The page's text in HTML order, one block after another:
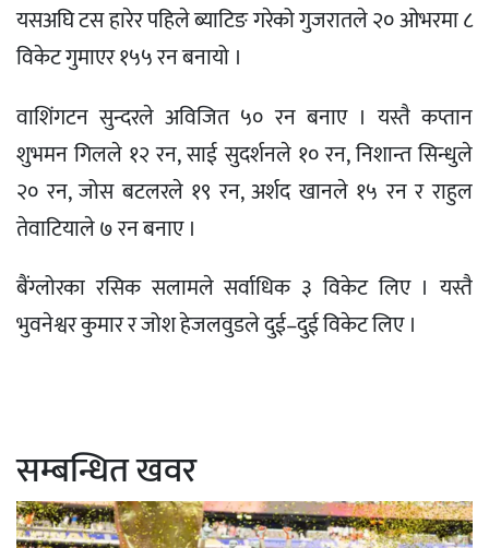
यसअघि टस हारेर पहिले ब्याटिङ गरेको गुजरातले २० ओभरमा ८
विकेट गुमाएर १५५ रन बनायो ।
वाशिंगटन सुन्दरले अविजित ५० रन बनाए । यस्तै कप्तान
शुभमन गिलले १२ रन, साई सुदर्शनले १० रन, निशान्त सिन्धुले
२० रन, जोस बटलरले १९ रन, अर्शद खानले १५ रन र राहुल
तेवाटियाले ७ रन बनाए ।
बैंग्लोरका रसिक सलामले सर्वाधिक ३ विकेट लिए । यस्तै
भुवनेश्वर कुमार र जोश हेजलवुडले दुई–दुई विकेट लिए ।
सम्बन्धित खवर